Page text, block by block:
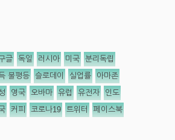
글 독일 러시아 미국 분리독립
불평등 슬로데이 실업률 아마존
영국 오바마 유럽 유전자 인도
커피 코로나19 트위터 페이스북